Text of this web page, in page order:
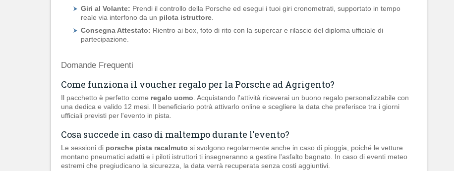
Giri al Volante: Prendi il controllo della Porsche ed esegui i tuoi giri cronometrati, supportato in tempo
reale via interfono da un pilota istruttore
Consegna Attestato: Rientro ai box, foto di rito con la supercar e rilascio del diploma ufficiale di
partecipazione.
Domande Frequenti
Come funziona il voucher regalo per la Porsche ad Agrigento?
Il pacchetto è perfetto come regalo uomo . Acquistando l'attività riceverai un buono regalo personalizzabile con
una dedica e valido 12 mesi. Il beneficiario potrà attivarlo online e scegliere la data che preferisce tra i giorni
ufficiali previsti per l'evento in pista.
Cosa succede in caso di maltempo durante l'evento?
Le sessioni di porsche pista racalmuto si svolgono regolarmente anche in caso di pioggia, poiché le vetture
montano pneumatici adatti e i piloti istruttori ti insegneranno a gestire l'asfalto bagnato. In caso di eventi meteo
estremi che pregiudicano la sicurezza, la data verrà recuperata senza costi aggiuntivi.